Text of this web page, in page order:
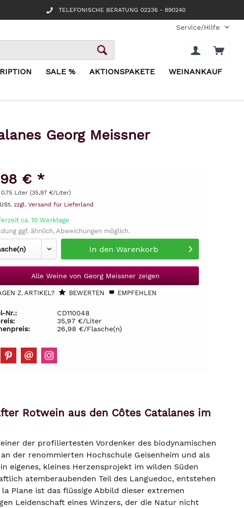
TELEFONISCHE BERATUNG 02236 - 890240
Service/Hilfe
SALE % AKTIONSPAKETE WEINANKAUF
Georg Meissner
€ *
0.75 Liter (35,97 €/Liter)
zzgl. Versand für Lieferland
ca. 10 Werktage
ggf. ähnlich, Abweichungen möglich.
In den Warenkorb
Alle Weine von Georg Meissner zeigen
Z. ARTIKEL? BEWERTEN EMPFEHLEN
Nr.:
CD110048
35,97 €/Liter
26,98 €/Flasche(n)
Rotwein aus den Côtes Catalanes im
der profiliertesten Vordenker des biodynamischen
der renommierten Hochschule Geisenheim und als
eigenes, kleines Herzensprojekt im wilden Süden
atemberaubenden Teil des Languedoc, entstehen
Plane ist das flüssige Abbild dieser extremen
Leidenschaft eines Winzers, der die Natur nicht